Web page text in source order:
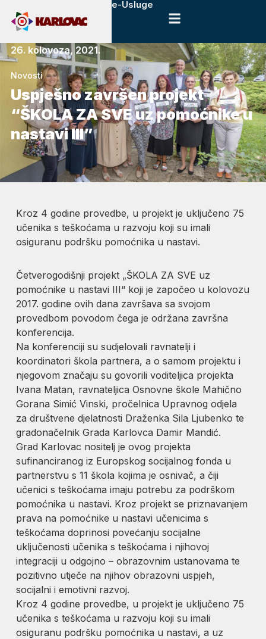
e-Usluge
26. kolovoza, 2021.
Novosti
Uspješno završen projekt
“ŠKOLA ZA SVE uz pomoćnike u
nastavi III”
Kroz 4 godine provedbe, u projekt je uključeno 75
učenika s teškoćama u razvoju koji su imali
osiguranu podršku pomoćnika u nastavi.
Četverogodišnji projekt „ŠKOLA ZA SVE uz
pomoćnike u nastavi III“ koji je započeo u kolovozu
2017. godine ovih dana završava sa svojom
provedbom povodom čega je održana završna
konferencija.
Na konferenciji su sudjelovali ravnatelji i
koordinatori škola partnera, a o samom projektu i
njegovom značaju su govorili voditeljica projekta
Ivana Matan, ravnateljica Osnovne škole Mahično
Gorana Simić Vinski, pročelnica Upravnog odjela
za društvene djelatnosti Draženka Sila Ljubenko te
gradonačelnik Grada Karlovca Damir Mandić.
Grad Karlovac nositelj je ovog projekta
sufinanciranog iz Europskog socijalnog fonda u
partnerstvu s 11 škola kojima je osnivač, a čiji
učenici s teškoćama imaju potrebu za podrškom
pomoćnika u nastavi. Kroz projekt se priznavanjem
prava na pomoćnike u nastavi učenicima s
teškoćama doprinosi povećanju socijalne
uključenosti učenika s teškoćama i njihovoj
integraciji u odgojno – obrazovnim ustanovama te
pozitivno utječe na njihov obrazovni uspjeh,
socijalni i emotivni razvoj.
Kroz 4 godine provedbe, u projekt je uključeno 75
učenika s teškoćama u razvoju koji su imali
osiguranu podršku pomoćnika u nastavi, a uz